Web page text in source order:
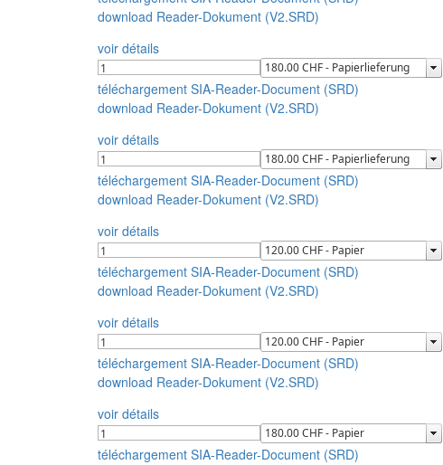
download Reader-Dokument (V2.SRD)
voir détails
téléchargement SIA-Reader-Document (SRD)
download Reader-Dokument (V2.SRD)
voir détails
téléchargement SIA-Reader-Document (SRD)
download Reader-Dokument (V2.SRD)
voir détails
téléchargement SIA-Reader-Document (SRD)
download Reader-Dokument (V2.SRD)
voir détails
téléchargement SIA-Reader-Document (SRD)
download Reader-Dokument (V2.SRD)
voir détails
téléchargement SIA-Reader-Document (SRD)